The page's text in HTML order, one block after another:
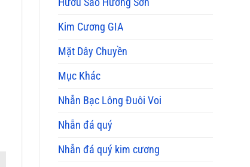
Kim Cương GIA
Mặt Dây Chuyền
Mục Khác
Nhẫn Bạc Lông Đuôi Voi
Nhẫn đá quý
Nhẫn đá quý kim cương